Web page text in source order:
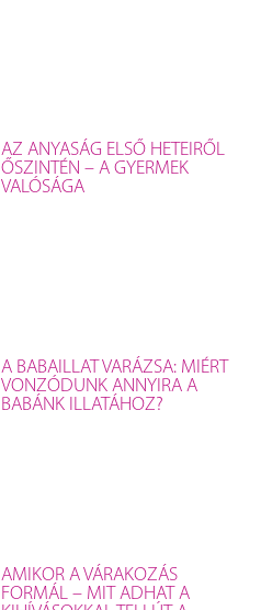
AZ ANYASÁG ELSŐ HETEIRŐL
ŐSZINTÉN – A GYERMEK
VALÓSÁGA
A BABAILLAT VARÁZSA: MIÉRT
VONZÓDUNK ANNYIRA A
BABÁNK ILLATÁHOZ?
AMIKOR A VÁRAKOZÁS
FORMÁL – MIT ADHAT A